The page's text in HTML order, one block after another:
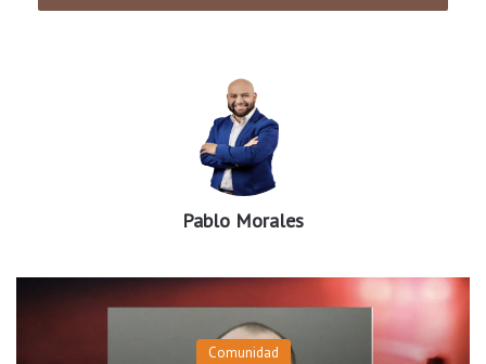
El departamento de policía de North Little Rock ya ha
realizado dos arrestos en relación con este caso.
Ellos son padre y la abuela paterna del bebé que murió.
El caso se sigue investigando.Pablo Morales
Comunidad